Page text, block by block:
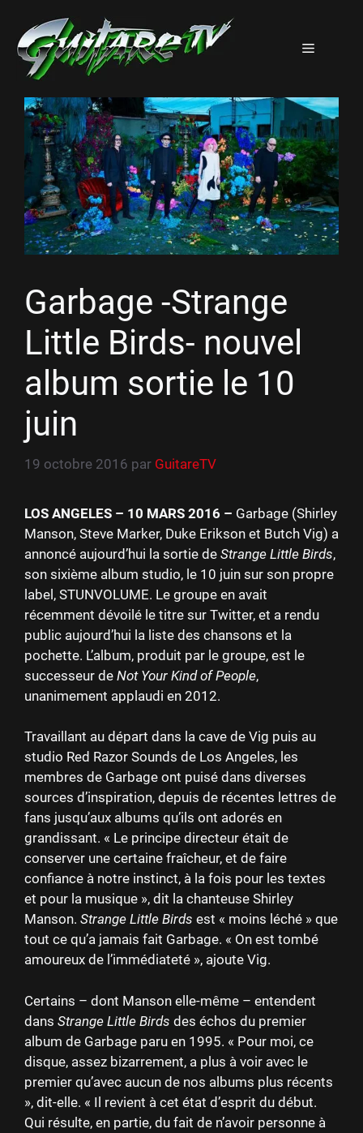
contenu
Menu
Garbage -Strange
Little Birds- nouvel
album sortie le 10
juin
19 octobre 2016 par GuitareTV
LOS ANGELES – 10 MARS 2016 – Garbage (Shirley
Manson, Steve Marker, Duke Erikson et Butch Vig) a
annoncé aujourd’hui la sortie de Strange Little Birds,
son sixième album studio, le 10 juin sur son propre
label, STUNVOLUME. Le groupe en avait
récemment dévoilé le titre sur Twitter, et a rendu
public aujourd’hui la liste des chansons et la
pochette. L’album, produit par le groupe, est le
successeur de Not Your Kind of People,
unanimement applaudi en 2012.
Travaillant au départ dans la cave de Vig puis au
studio Red Razor Sounds de Los Angeles, les
membres de Garbage ont puisé dans diverses
sources d’inspiration, depuis de récentes lettres de
fans jusqu’aux albums qu’ils ont adorés en
grandissant. « Le principe directeur était de
conserver une certaine fraîcheur, et de faire
confiance à notre instinct, à la fois pour les textes
et pour la musique », dit la chanteuse Shirley
Manson. Strange Little Birds est « moins léché » que
tout ce qu’a jamais fait Garbage. « On est tombé
amoureux de l’immédiateté », ajoute Vig.
Certains – dont Manson elle-même – entendent
dans Strange Little Birds des échos du premier
album de Garbage paru en 1995. « Pour moi, ce
disque, assez bizarrement, a plus à voir avec le
premier qu’avec aucun de nos albums plus récents
», dit-elle. « Il revient à cet état d’esprit du début.
Qui résulte, en partie, du fait de n’avoir personne à